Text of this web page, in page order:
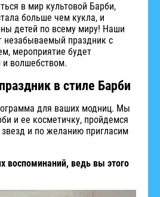
в мир культовой Барби,
больше чем кукла, и
детей по всему миру! Наши
незабываемый праздник с
мероприятие будет
и волшебством.
в стиле Барби
для ваших модниц. Мы
и ее косметичку, пройдемся
и по желанию пригласим
воспоминаний, ведь вы этого